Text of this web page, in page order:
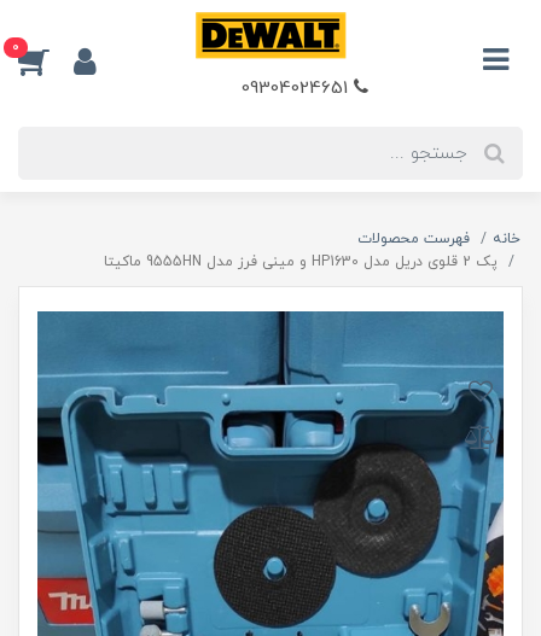
0
خانه
فهرست محصولات
پک 2 قلوی دریل مدل HP1630 و مینی فرز مدل 9555HN ماکیتا